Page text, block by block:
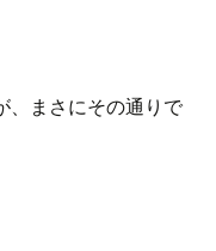
、まさにその通りで